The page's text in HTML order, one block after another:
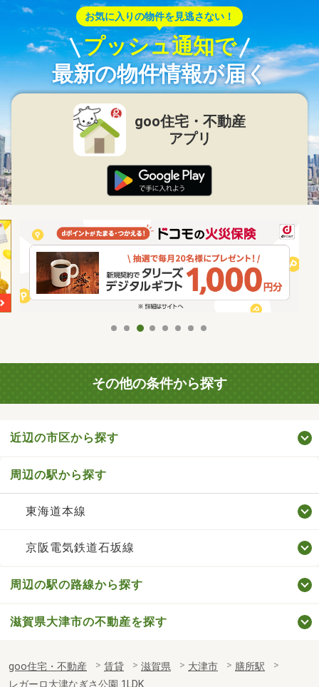
お気に入りの物件を見逃さない！
プッシュ通知で
最新の物件情報が届く
goo住宅・不動産
アプリ
その他の条件から探す
近辺の市区から探す
周辺の駅から探す
東海道本線
京阪電気鉄道石坂線
周辺の駅の路線から探す
滋賀県大津市の不動産を探す
goo住宅・不動産 賃貸 滋賀県 大津市
膳所駅
レガーロ大津なぎさ公園 1LDK